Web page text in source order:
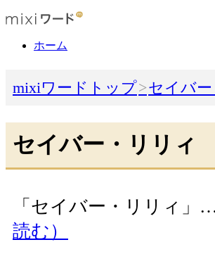
ホーム
mixiワードトップ セイバ
セイバー・リリィ
「セイバー・リリィ」
読む）